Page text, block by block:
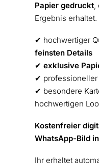
Papier gedruckt,
Ergebnis erhaltet.
✔︎ hochwertiger
feinsten Details
✔︎ exklusive
✔︎ professioneller
✔︎ besondere
hochwertigen
Kostenfreier
WhatsApp-Bild
Ihr erhaltet